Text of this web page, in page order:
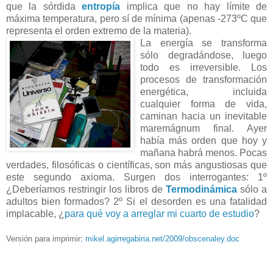
que la sórdidaentropía implica que no hay límite de
máxima temperatura, pero sí de mínima (apenas -273ºC que
representa el orden extremo de la materia).
La energía se transforma
sólo degradándose, luego
todo es irreversible. Los
procesos de transformación
energética, incluida
cualquier forma de vida,
caminan hacia un inevitable
maremágnum final. Ayer
había más orden que hoy y
mañana habrá menos. Pocas
verdades, filosóficas o científicas, son más angustiosas que
este segundo axioma. Surgen dos interrogantes: 1º
¿Deberíamos restringir los libros de Termodinámica sólo a
adultos bien formados? 2º Si el desorden es una fatalidad
implacable, ¿ para qué voy a arreglar mi cuarto de estudio?
Versión para imprimir: mikel.agirregabiria.net/2009/obscenaley.doc